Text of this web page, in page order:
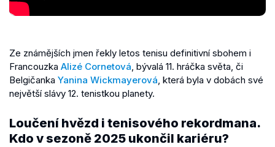
Ze známějších jmen řekly letos tenisu definitivní sbohem i
Francouzka Alizé Cornetová, bývalá 11. hráčka světa, či
Belgičanka Yanina Wickmayerová, která byla v dobách své
největší slávy 12. tenistkou planety.
Loučení hvězd i tenisového rekordmana.
Kdo v sezoně 2025 ukončil kariéru?